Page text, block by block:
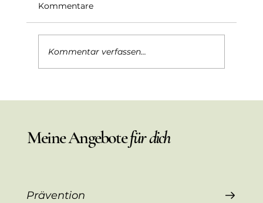
Kommentare
Kommentar verfassen...
Meine Angebotefür dich
Prävention